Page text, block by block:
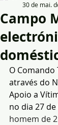
Campo
30 de mai.
O
através do
Apoio a
no dia 27 de
homem de